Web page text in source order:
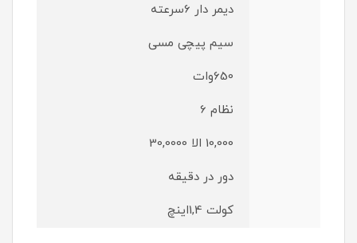
دیمر دار 6سرعته
سیم پیچی مسی
650وات
نظام 6
10,000 الا 30,0000
دور در دقیقه
کولت 1,4اینچ